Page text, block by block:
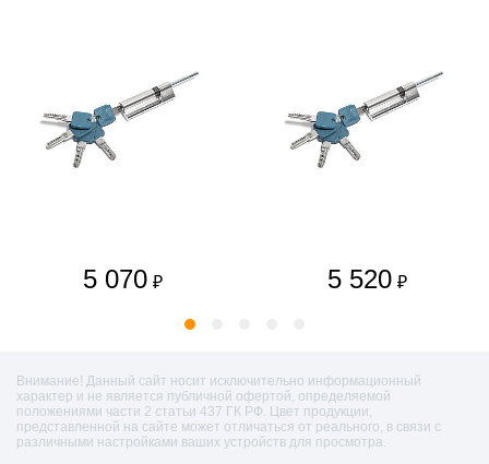
5 070 ₽ 5 520 ₽
Внимание! Данный сайт носит исключительно информационный
характер и не является публичной офертой, определяемой
положениями части 2 статьи 437 ГК РФ. Цвет продукции,
представленной на сайте может отличаться от реального, в связи с
различными настройками ваших устройств для просмотра.